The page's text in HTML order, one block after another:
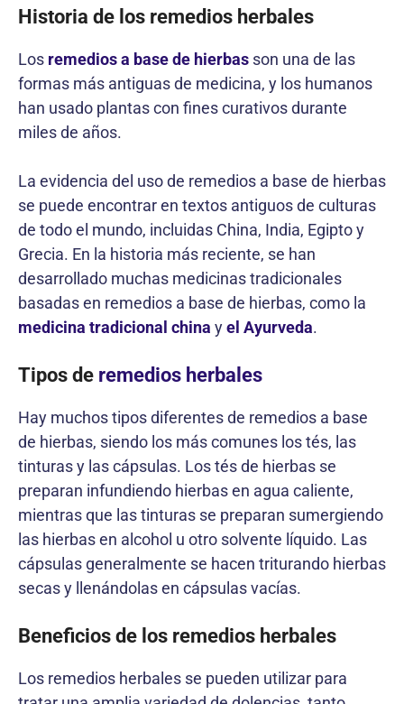
Historia de los remedios herbales
Los remedios a base de hierbas son una de las
formas más antiguas de medicina, y los humanos
han usado plantas con fines curativos durante
miles de años.
La evidencia del uso de remedios a base de hierbas
se puede encontrar en textos antiguos de culturas
de todo el mundo, incluidas China, India, Egipto y
Grecia. En la historia más reciente, se han
desarrollado muchas medicinas tradicionales
basadas en remedios a base de hierbas, como la
medicina tradicional china yel Ayurveda.
Tipos de remedios herbales
Hay muchos tipos diferentes de remedios a base
de hierbas, siendo los más comunes los tés, las
tinturas y las cápsulas. Los tés de hierbas se
preparan infundiendo hierbas en agua caliente,
mientras que las tinturas se preparan sumergiendo
las hierbas en alcohol u otro solvente líquido. Las
cápsulas generalmente se hacen triturando hierbas
secas y llenándolas en cápsulas vacías.
Beneficios de los remedios herbales
Los remedios herbales se pueden utilizar para